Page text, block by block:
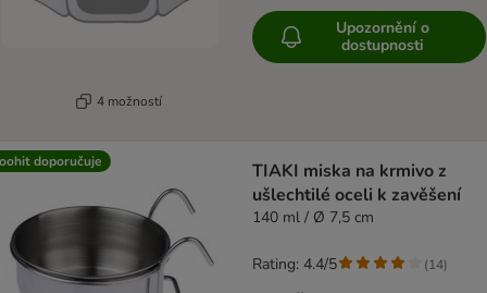
4 možností
Upozornění o
dostupnosti
doporučuje
TIAKI miska na krmivo z
ušlechtilé oceli k zavěšení
140 ml / Ø 7,5 cm
Rating: 4.4/5 (14)